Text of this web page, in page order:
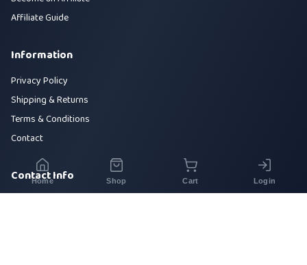
Affiliate Guide
Information
Privacy Policy
Shipping & Returns
Terms & Conditions
Contact
Contact Info
Home Shop Cart Login